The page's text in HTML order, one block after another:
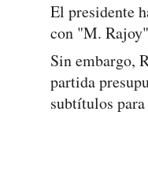
El presidente
con "M.
Sin embargo,
partida
subtítulos